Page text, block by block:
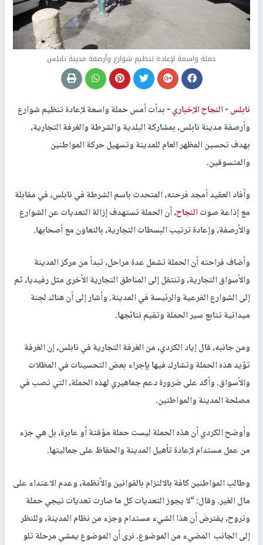
حملة واسعة لإعادة تنظيم شوارع وأرصفة مدينة نابلس
نابلس -النجاح الإخباري -بدأت أمس حملة واسعة لإعادة تنظيم شوارع
وأرصفة مدينة نابلس، بمشاركة البلدية والشرطة والغرفة التجارية،
بهدف تحسين المظهر العام للمدينة وتسهيل حركة المواطنين
والمتسوقين.
وأفاد العقيد أمجد فرحته، المتحدث باسم الشرطة في نابلس، في مقابلة
مع إذاعة صوتالنجاح، أن الحملة تستهدف إزالة التعديات عن الشوارع
والأرصفة، وإعادة ترتيب البسطات التجارية، بالتعاون مع أصحابها.
وأضاف فراحته أن الحملة تشمل عدة مراحل، تبدأ من مركز المدينة
والأسواق التجارية، وتنتقل إلى المناطق التجارية الأخرى مثل رفيديا، ثم
إلى الشوارع الفرعية والرئيسة في المدينة. وأشار إلى أن هناك لجنة
ميدانية تتابع سير الحملة وتقيم نتائجها.
ومن جانبه، قال إياد الكردي، من الغرفة التجارية في نابلس، إن الغرفة
تؤيد هذه الحملة وتشارك فيها بإجراء بعض التحسينات في المظلات
والأسواق. وأكد على ضرورة دعم جماهيري لهذه الحملة، التي تصب في
مصلحة المدينة والمواطنين.
وأوضح الكردي أن هذه الحملة ليست حملة مؤقتة أو عابرة، بل هي جزء
من عمل مستدام لإعادة تأهيل المدينة والحفاظ على جماليتها.
وطالب المواطنين كافة بالالتزام بالقوانين والأنظمة، وعدم الاعتداء على
مال الغير. وقال: “لا يجوز التعديات كل ما صارت تعديات تيجي حملة
وتروح، يفترض أن هذا الشيء مستدام وجزء من نظام المدينة، وللنظر
إلى الجانب المضيء من الموضوع. نرى أن الموضوع يمشي مرحلة تلو